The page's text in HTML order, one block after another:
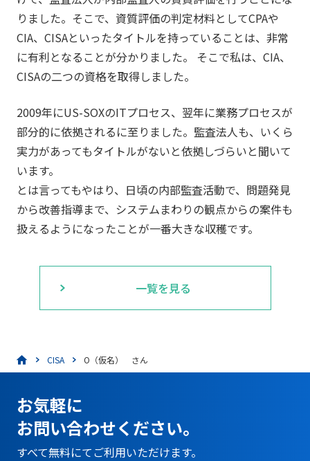
りました。そこで、資質評価の判定材料としてCPAや
CIA、CISAといったタイトルを持っていることは、非常
に有利となることが分かりました。 そこで私は、CIA、
CISAの二つの資格を取得しました。
2009年にUS-SOXのITプロセス、翌年に業務プロセスが
部分的に依拠されるに至りました。監査法人も、いくら
実力があってもタイトルがないと依拠しづらいと聞いて
います。
とは言ってもやはり、日頃の内部監査活動で、問題発見
から改善指導まで、システムまわりの観点からの案件も
扱えるようになったことが一番大きな収穫です。
一覧を見る
CISA O（仮名） さん
お気軽に
お問い合わせください。
すべて無料にてご利用いただけます。